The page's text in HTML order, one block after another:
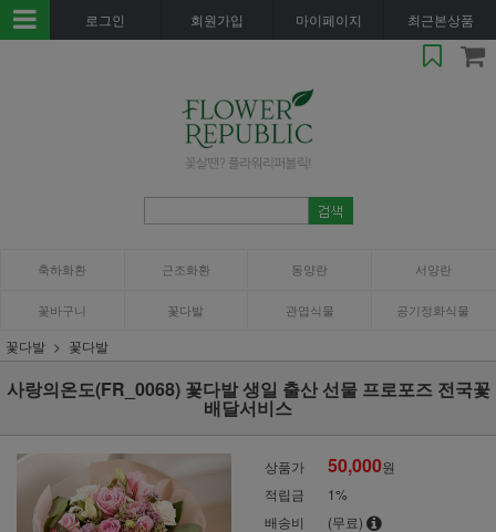
로그인 회원가입 마이페이지 최근본상품
축하화환 근조화환 동양란 서양란
꽃바구니 꽃다발 관엽식물 공기정화식물
꽃다발 꽃다발
사랑의온도(FR_0068) 꽃다발 생일 출산 선물 프로포즈 전국꽃
배달서비스
상품가 50,000원
적립금
1%
배송비
(무료)